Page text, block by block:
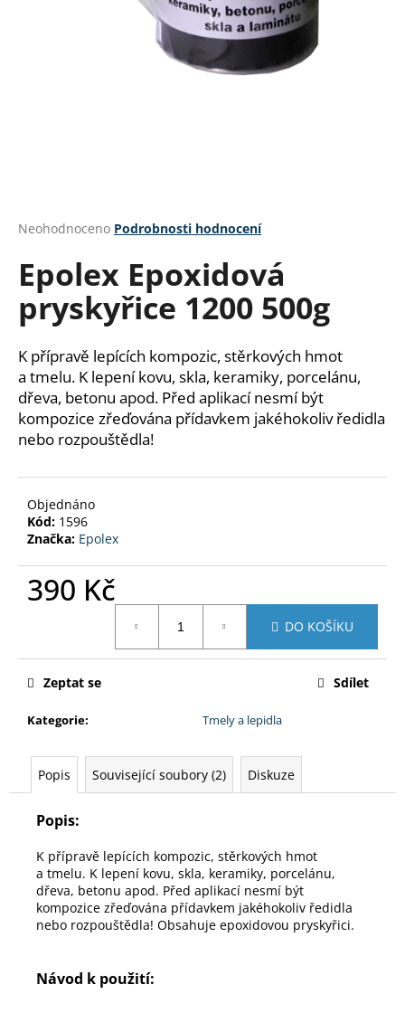
Průměrné
produktu
je
5
hvězdiček.
Neohodnoceno Podrobnosti hodnocení
Epolex Epoxidová
pryskyřice 1200 500g
K přípravě lepících kompozic, stěrkových hmot
a tmelu. K lepení kovu, skla, keramiky, porcelánu,
dřeva, betonu apod. Před aplikací nesmí být
kompozice zřeďována přídavkem jakéhokoliv ředidla
nebo rozpouštědla!
Objednáno
Kód: 1596
Značka: Epolex
390 Kč
DO KOŠÍKU
Kategorie: Tmely a lepidla
Zeptat se Sdílet
Popis Související soubory (2) Diskuze
Popis:
K přípravě lepících kompozic, stěrkových hmot
a tmelu. K lepení kovu, skla, keramiky, porcelánu,
dřeva, betonu apod. Před aplikací nesmí být
kompozice zřeďována přídavkem jakéhokoliv ředidla
nebo rozpouštědla! Obsahuje epoxidovou pryskyřici.
Návod k použití:
D
o
p
o
r
u
č
u
j
e
MOTIP
ZÁKLADNÍ
BARVA
SPREJ
250
Kč